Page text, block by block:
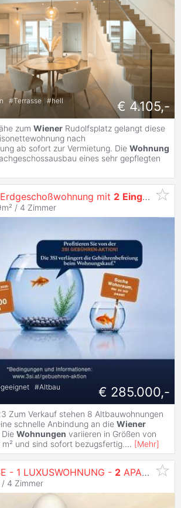
#Terrasse #hell
€ 4.105,-
zum Wiener Rudolfsplatz gelangt diese
nach
ab sofort zur Vermietung. Die Wohnung
eines sehr gepflegten
mit 2 Eingängen
/ 4 Zimmer
#Altbau
€ 285.000,-
Zum Verkauf stehen 8 Altbauwohnungen
schnelle Anbindung an die Wiener
Wohnungen variieren in Größen von
und sind sofort bezugsfertig.... [Mehr]
- 1 LUXUSWOHNUNG - 2 APARTMENTS - HIGH END RENOVIERT -
/ 4 Zimmer